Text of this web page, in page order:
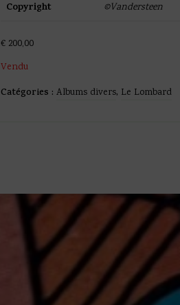
Copyright ©Vandersteen
€200,00
Vendu
Catégories : Albums divers, Le Lombard